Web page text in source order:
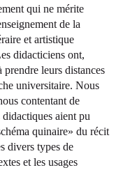
qui ne mérite
de la
et artistique
didacticiens ont,
leurs distances
universitaire. Nous
contentant de
aient pu
quinaire» du récit
divers types de
et les usages